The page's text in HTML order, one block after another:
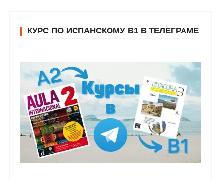
КУРС ПО ИСПАНСКОМУ В1 В ТЕЛЕГРАМЕ